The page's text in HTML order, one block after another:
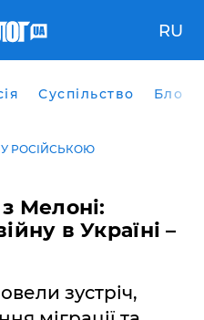
RU
Суспільство Блоги
РОСІЙСЬКОЮ
Мелоні:
в Україні –
зустріч,